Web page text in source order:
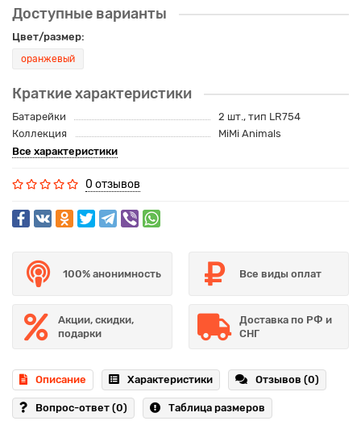
Доступные варианты
Цвет/размер:
оранжевый
Краткие характеристики
Батарейки
2 шт., тип LR754
Коллекция
MiMi Animals
Все характеристики
0 отзывов
100% анонимность Все виды оплат
Акции, скидки,
подарки
Доставка по РФ и
СНГ
Описание Характеристики Отзывов (0)
Вопрос-ответ (0) Таблица размеров